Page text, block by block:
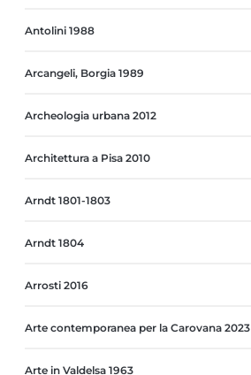
Antolini 1988
Arcangeli, Borgia 1989
Archeologia urbana 2012
Architettura a Pisa 2010
Arndt 1801-1803
Arndt 1804
Arrosti 2016
Arte contemporanea per la Carovana 2023
Arte in Valdelsa 1963